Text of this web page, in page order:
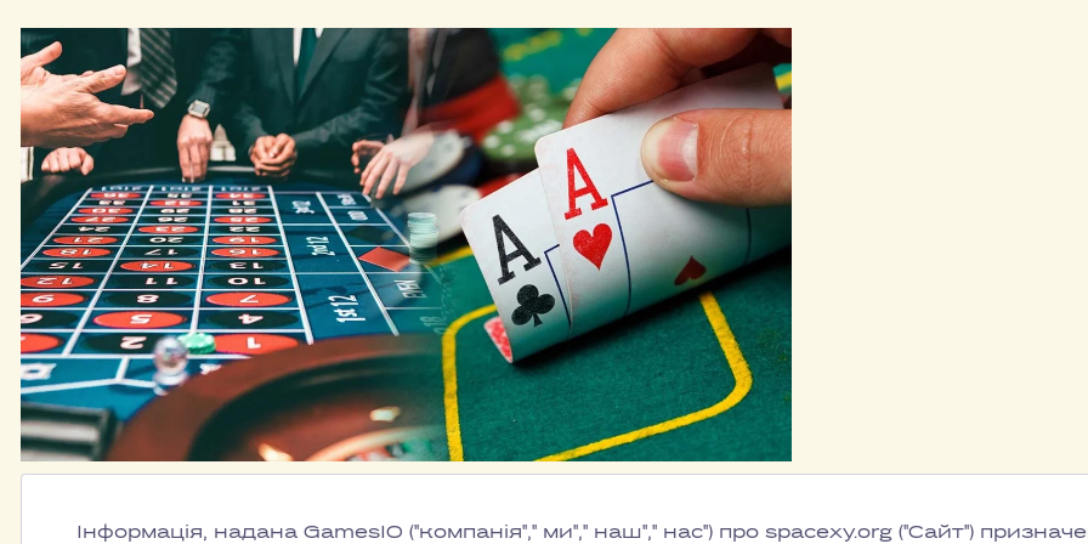
Інформація, надана GamesIO ("компанія"," ми"," наш"," нас") про spacexy.org ("Сайт")